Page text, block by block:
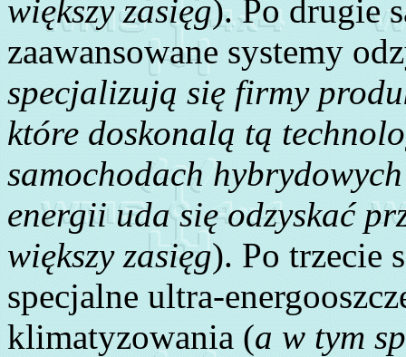
większy zasięg). Po drugie
zaawansowane systemy
specjalizują się firmy
które doskonalą tą
samochodach
energii uda się odzyskać
większy zasięg). Po trzecie
specjalne ultra-
klimatyzowania (a w tym